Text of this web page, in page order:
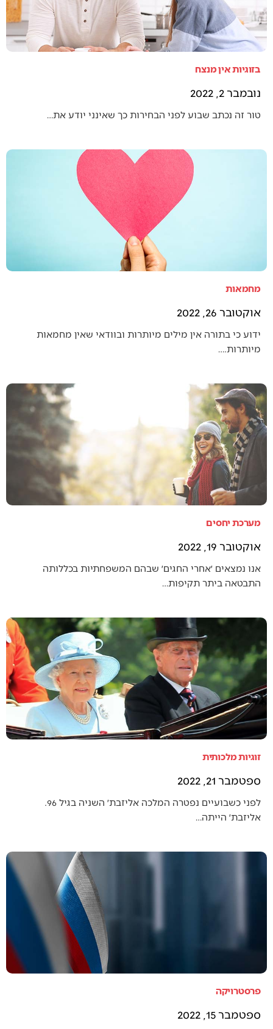
בזוגיות אין מנצח
נובמבר 2, 2022
טור זה נכתב שבוע לפני הבחירות כך שאינני יודע את…
מחמאות
אוקטובר 26, 2022
ידוע כי בתורה אין מילים מיותרות ובוודאי שאין מחמאות
מיותרות.…
מערכת יחסים
אוקטובר 19, 2022
אנו נמצאים ׳אחרי החגים׳ שבהם המשפחתיות בכללותה
התבטאה ביתר תקיפות…
זוגיות מלכותית
ספטמבר 21, 2022
לפני כשבועיים נפטרה המלכה אליזבת׳ השניה בגיל 96.
אליזבת׳ הייתה…
פרסטרויקה
ספטמבר 15, 2022